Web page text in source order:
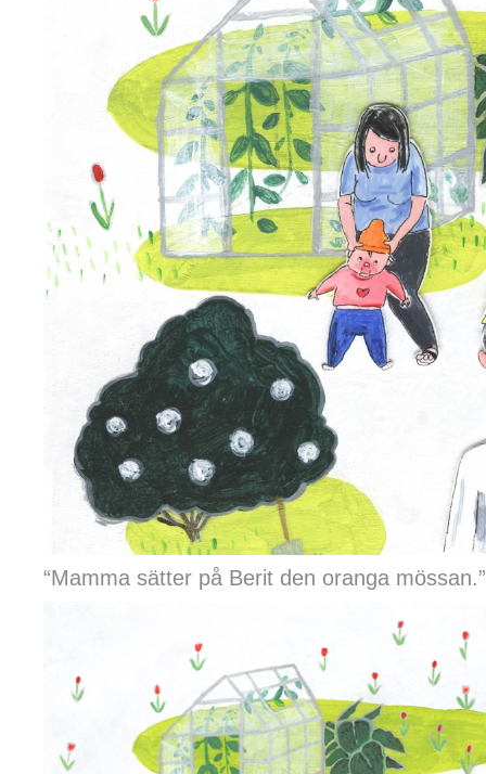
“Mamma sätter på Berit den oranga mössan.”